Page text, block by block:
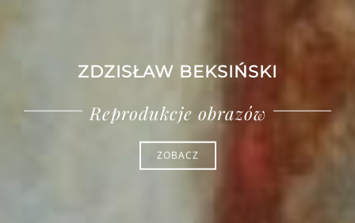
ZDZISŁAW BEKSIŃSKI
Oryginalne grafiki
ZOBACZ